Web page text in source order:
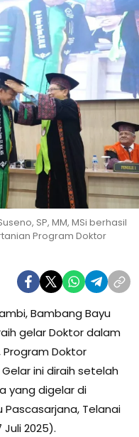
SP, MM, MSi berhasil
Program Doktor
Bambang Bayu
gelar Doktor dalam
Program Doktor
ini diraih setelah
yang digelar di
Pascasarjana, Telanai
2025).